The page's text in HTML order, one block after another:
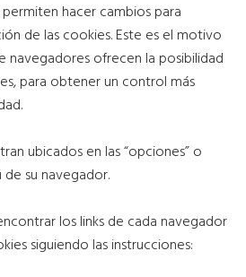
hacer cambios para
de las cookies. Este es el motivo
navegadores ofrecen la posibilidad
para obtener un control más
ubicados en las “opciones” o
de su navegador.
los links de cada navegador
siguiendo las instrucciones: